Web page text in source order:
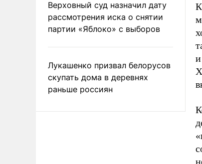
Верховный суд назначил дату
рассмотрения иска о снятии
партии «Яблоко» с выборов
Лукашенко призвал белорусов
скупать дома в деревнях
раньше россиян